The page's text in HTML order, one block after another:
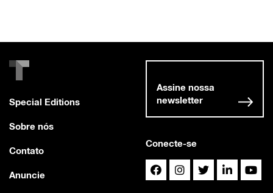
Special Editions
Sobre nós
Contato
Anuncie
Conecte-se
Assine nossa
newsletter